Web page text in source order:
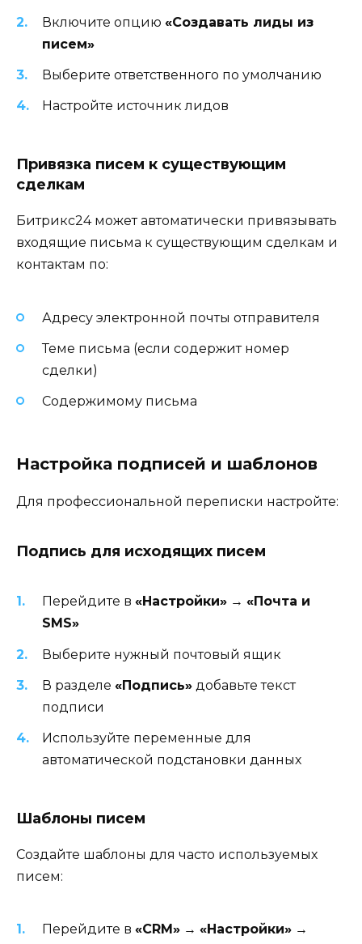
Включите опцию «Создавать лиды из
писем»
Выберите ответственного по умолчанию
Настройте источник лидов
Привязка писем к существующим
сделкам
Битрикс24 может автоматически привязывать
входящие письма к существующим сделкам и
контактам по:
Адресу электронной почты отправителя
Теме письма (если содержит номер
сделки)
Содержимому письма
Настройка подписей и шаблонов
Для профессиональной переписки настройте:
Подпись для исходящих писем
Перейдите в «Настройки» → «Почта и
SMS»
Выберите нужный почтовый ящик
В разделе «Подпись» добавьте текст
подписи
Используйте переменные для
автоматической подстановки данных
Шаблоны писем
Создайте шаблоны для часто используемых
писем:
Перейдите в «CRM» → «Настройки» →